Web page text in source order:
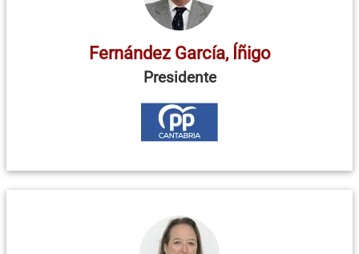
Fernández García, Íñigo
Presidente